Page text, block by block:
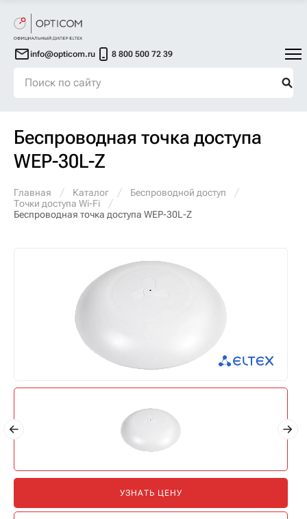
info@opticom.ru 8 800 500 72 39
Беспроводная точка доступа
WEP-30L-Z
Главная Каталог
Беспроводной доступ
Точки доступа Wi-Fi
Беспроводная точка доступа WEP-30L-Z
УЗНАТЬ ЦЕНУ